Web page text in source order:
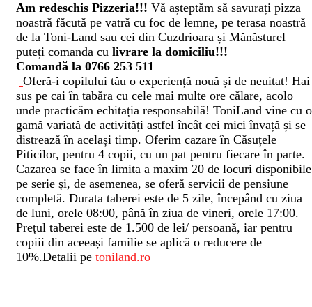
Am redeschis Pizzeria!!! Vă așteptăm să savurați pizza
noastră făcută pe vatră cu foc de lemne, pe terasa noastră
de la Toni-Land sau cei din Cuzdrioara și Mănăsturel
puteți comanda cu livrare la domiciliu!!!
Comandă la 0766 253 511
Oferă-i copilului tău o experiență nouă și de neuitat! Hai
sus pe cai în tabăra cu cele mai multe ore călare, acolo
unde practicăm echitația responsabilă! ToniLand vine cu o
gamă variată de activități astfel încât cei mici învață și se
distrează în același timp. Oferim cazare în Căsuțele
Piticilor, pentru 4 copii, cu un pat pentru fiecare în parte.
Cazarea se face în limita a maxim 20 de locuri disponibile
pe serie și, de asemenea, se oferă servicii de pensiune
completă. Durata taberei este de 5 zile, începând cu ziua
de luni, orele 08:00, până în ziua de vineri, orele 17:00.
Prețul taberei este de 1.500 de lei/ persoană, iar pentru
copiii din aceeași familie se aplică o reducere de
10%.Detalii pe toniland.ro